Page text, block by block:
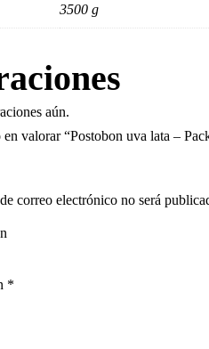
3500 g
aún.
en valorar “Postobon uva lata –
correo electrónico no será
*